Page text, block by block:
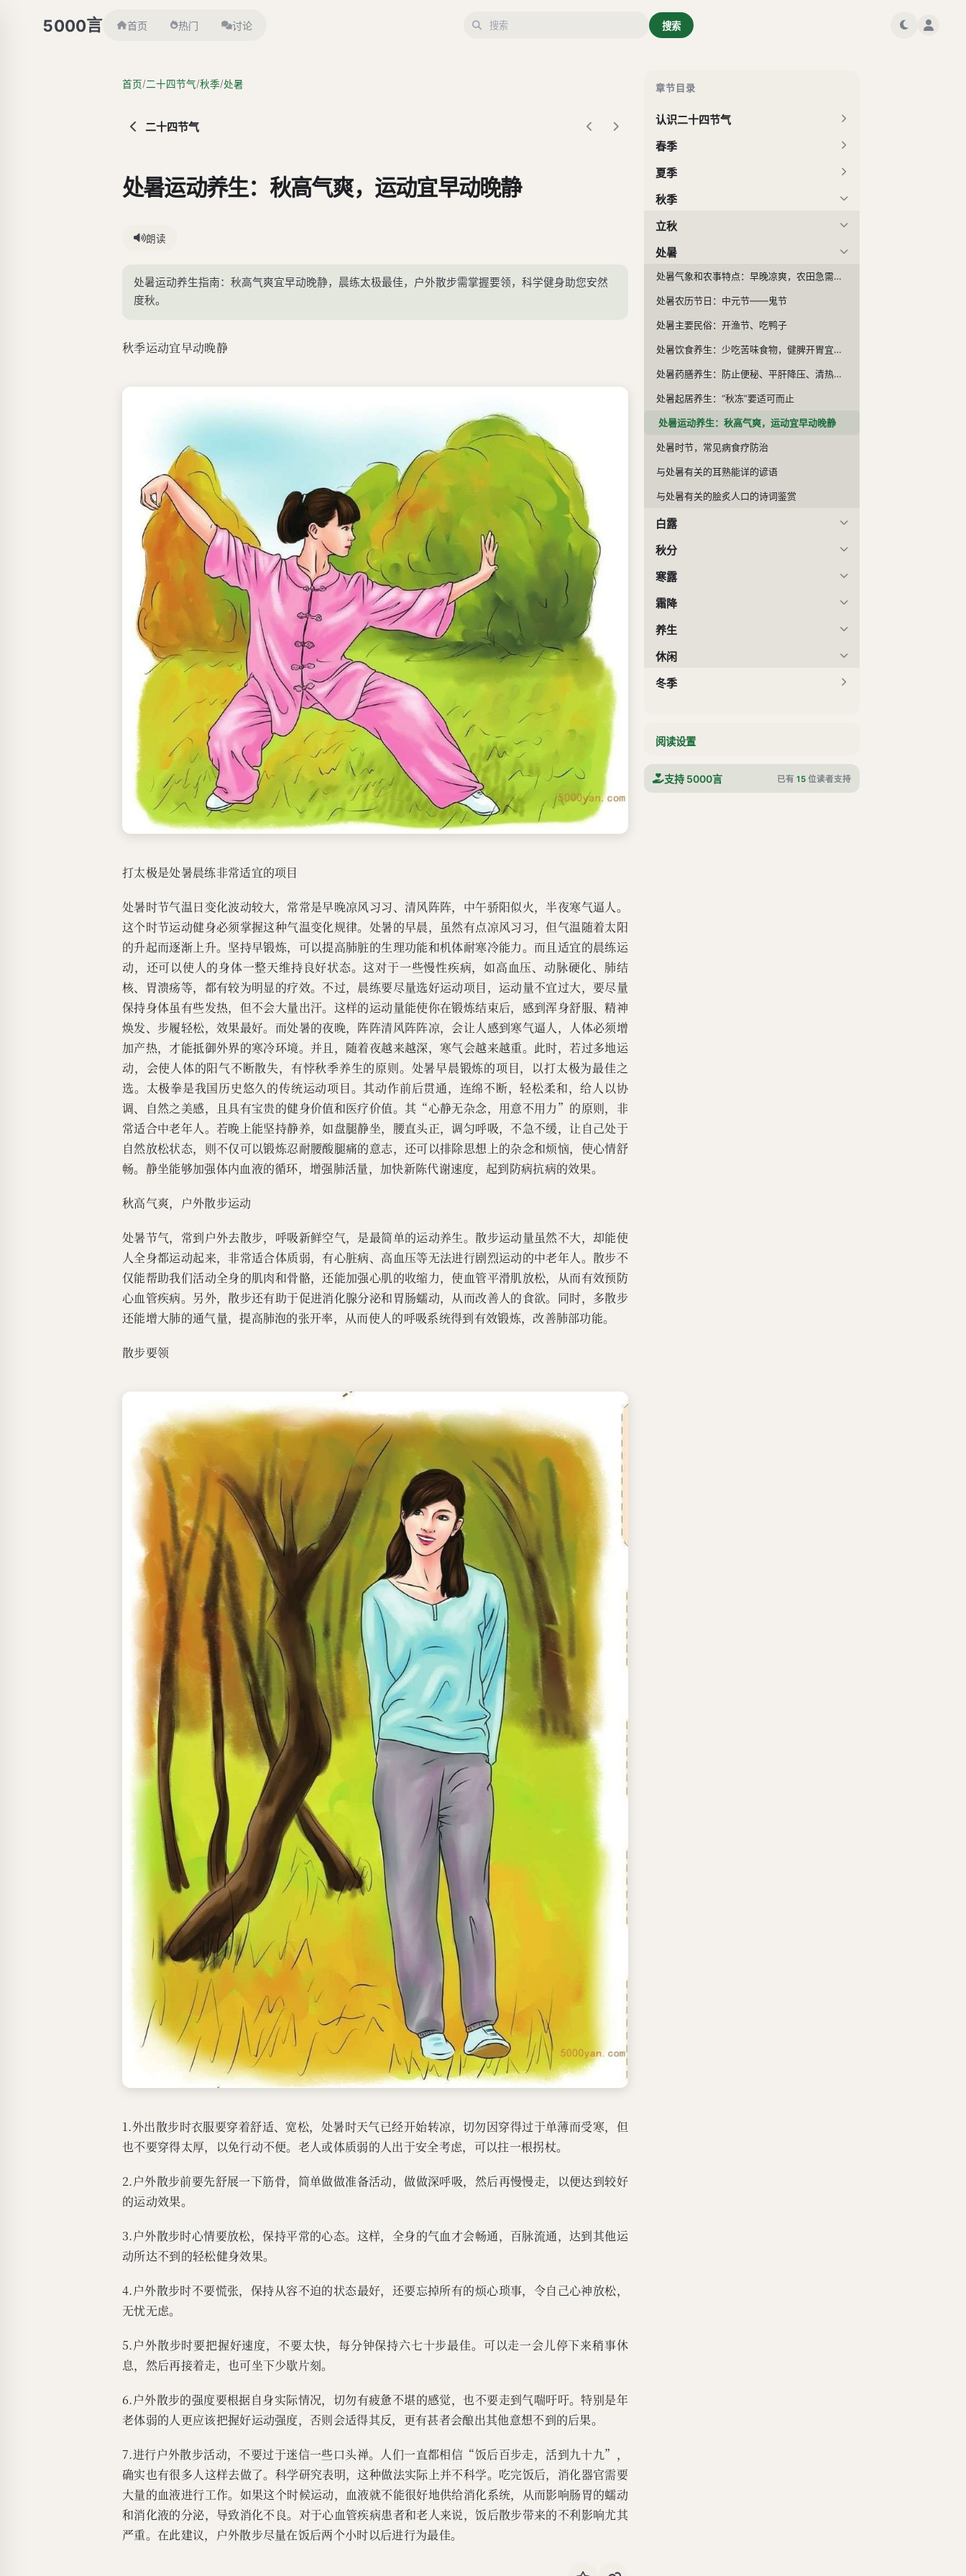
5000言 首页 热门 讨论 搜索
首页/二十四节气/秋季/处暑
二十四节气
处暑运动养生：秋高气爽，运动宜早动晚静
朗读
处暑运动养生指南：秋高气爽宜早动晚静，晨练太极最佳，户外散步需掌握要领，科学健身助您安然
度秋。
秋季运动宜早动晚静
打太极是处暑晨练非常适宜的项目
处暑时节气温日变化波动较大，常常是早晚凉风习习、清风阵阵，中午骄阳似火，半夜寒气逼人。
这个时节运动健身必须掌握这种气温变化规律。处暑的早晨，虽然有点凉风习习，但气温随着太阳
的升起而逐渐上升。坚持早锻炼，可以提高肺脏的生理功能和机体耐寒冷能力。而且适宜的晨练运
动，还可以使人的身体一整天维持良好状态。这对于一些慢性疾病，如高血压、动脉硬化、肺结
核、胃溃疡等，都有较为明显的疗效。不过，晨练要尽量选好运动项目，运动量不宜过大，要尽量
保持身体虽有些发热，但不会大量出汗。这样的运动量能使你在锻炼结束后，感到浑身舒服、精神
焕发、步履轻松，效果最好。而处暑的夜晚，阵阵清风阵阵凉，会让人感到寒气逼人，人体必须增
加产热，才能抵御外界的寒冷环境。并且，随着夜越来越深，寒气会越来越重。此时，若过多地运
动，会使人体的阳气不断散失，有悖秋季养生的原则。处暑早晨锻炼的项目，以打太极为最佳之
选。太极拳是我国历史悠久的传统运动项目。其动作前后贯通，连绵不断，轻松柔和，给人以协
调、自然之美感，且具有宝贵的健身价值和医疗价值。其“心静无杂念，用意不用力”的原则，非
常适合中老年人。若晚上能坚持静养，如盘腿静坐，腰直头正，调匀呼吸，不急不缓，让自己处于
自然放松状态，则不仅可以锻炼忍耐腰酸腿痛的意志，还可以排除思想上的杂念和烦恼，使心情舒
畅。静坐能够加强体内血液的循环，增强肺活量，加快新陈代谢速度，起到防病抗病的效果。
秋高气爽，户外散步运动
处暑节气，常到户外去散步，呼吸新鲜空气，是最简单的运动养生。散步运动量虽然不大，却能使
人全身都运动起来，非常适合体质弱，有心脏病、高血压等无法进行剧烈运动的中老年人。散步不
仅能帮助我们活动全身的肌肉和骨骼，还能加强心肌的收缩力，使血管平滑肌放松，从而有效预防
心血管疾病。另外，散步还有助于促进消化腺分泌和胃肠蠕动，从而改善人的食欲。同时，多散步
还能增大肺的通气量，提高肺泡的张开率，从而使人的呼吸系统得到有效锻炼，改善肺部功能。
散步要领
1.外出散步时衣服要穿着舒适、宽松，处暑时天气已经开始转凉，切勿因穿得过于单薄而受寒，但
也不要穿得太厚，以免行动不便。老人或体质弱的人出于安全考虑，可以拄一根拐杖。
2.户外散步前要先舒展一下筋骨，简单做做准备活动，做做深呼吸，然后再慢慢走，以便达到较好
的运动效果。
3.户外散步时心情要放松，保持平常的心态。这样，全身的气血才会畅通，百脉流通，达到其他运
动所达不到的轻松健身效果。
4.户外散步时不要慌张，保持从容不迫的状态最好，还要忘掉所有的烦心琐事，令自己心神放松，
无忧无虑。
5.户外散步时要把握好速度，不要太快，每分钟保持六七十步最佳。可以走一会儿停下来稍事休
息，然后再接着走，也可坐下少歇片刻。
6.户外散步的强度要根据自身实际情况，切勿有疲惫不堪的感觉，也不要走到气喘吁吁。特别是年
老体弱的人更应该把握好运动强度，否则会适得其反，更有甚者会酿出其他意想不到的后果。
7.进行户外散步活动，不要过于迷信一些口头禅。人们一直都相信“饭后百步走，活到九十九”，
确实也有很多人这样去做了。科学研究表明，这种做法实际上并不科学。吃完饭后，消化器官需要
大量的血液进行工作。如果这个时候运动，血液就不能很好地供给消化系统，从而影响肠胃的蠕动
和消化液的分泌，导致消化不良。对于心血管疾病患者和老人来说，饭后散步带来的不利影响尤其
严重。在此建议，户外散步尽量在饭后两个小时以后进行为最佳。
章节目录
认识二十四节气
春季
夏季
秋季
立秋
处暑
处暑气象和农事特点：早晚凉爽，农田急需蓄水、保墒
处暑农历节日：中元节——鬼节
处暑主要民俗：开渔节、吃鸭子
处暑饮食养生：少吃苦味食物，健脾开胃宜吃黄鱼
处暑药膳养生：防止便秘、平肝降压、清热生津
处暑起居养生：“秋冻”要适可而止
处暑运动养生：秋高气爽，运动宜早动晚静
处暑时节，常见病食疗防治
与处暑有关的耳熟能详的谚语
与处暑有关的脍炙人口的诗词鉴赏
白露
秋分
寒露
霜降
养生
休闲
冬季
阅读设置
支持 5000言 已有 15 位读者支持